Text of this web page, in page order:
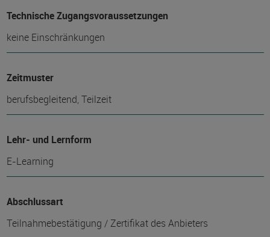
Technische Zugangsvoraussetzungen
keine Einschränkungen
Zeitmuster
berufsbegleitend, Teilzeit
Lehr- und Lernform
E-Learning
Abschlussart
Teilnahmebestätigung / Zertifikat des Anbieters